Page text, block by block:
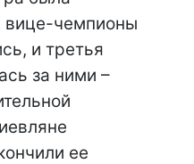
вице-чемпионы
и третья
за ними –
ее